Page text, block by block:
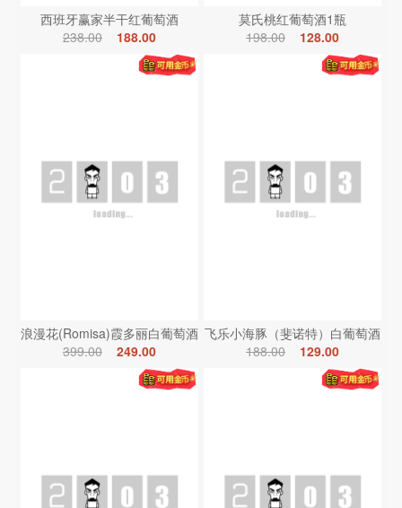
西班牙赢家半干红葡萄酒
238.00
188.00
莫氏桃红葡萄酒1瓶
198.00
128.00
浪漫花(Romisa)霞多丽白葡萄酒
399.00
249.00
飞乐小海豚（斐诺特）白葡萄酒
188.00
129.00